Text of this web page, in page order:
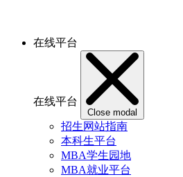
在线平台
在线平台
Close modal
招生网站指南
本科生平台
MBA学生园地
MBA就业平台